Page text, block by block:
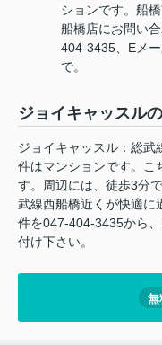
ションです。船
船橋店にお問い
404-3435、Eメ
で。
ジョイキャッスル
ジョイキャッスル：総武
件はマンションです。こ
す。周辺には、徒歩3分
武線西船橋近くが快適に
件を047-404-3435から
付け下さい。
無